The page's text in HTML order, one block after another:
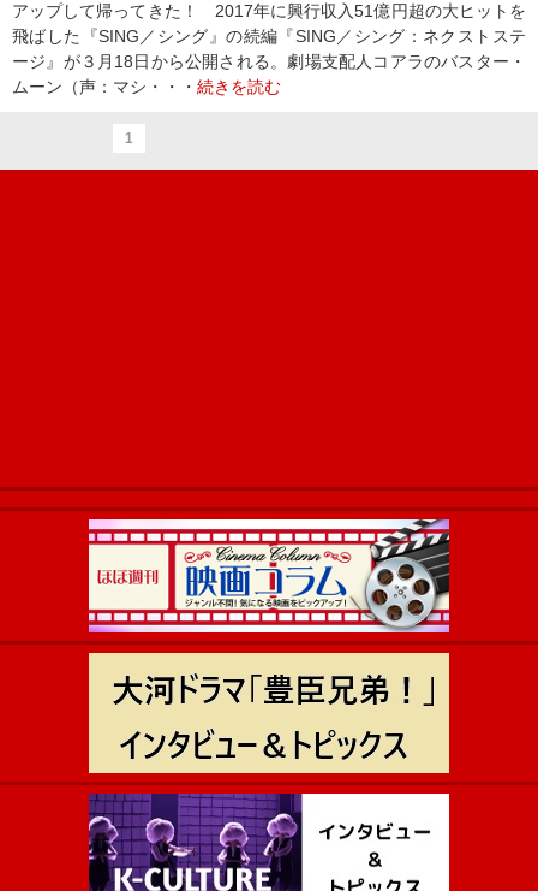
アップして帰ってきた！ 2017年に興行収入51億円超の大ヒットを
飛ばした『SING／シング』の続編『SING／シング：ネクストステ
ージ』が３月18日から公開される。劇場支配人コアラのバスター・
ムーン（声：マシ・・・ 続きを読む
1